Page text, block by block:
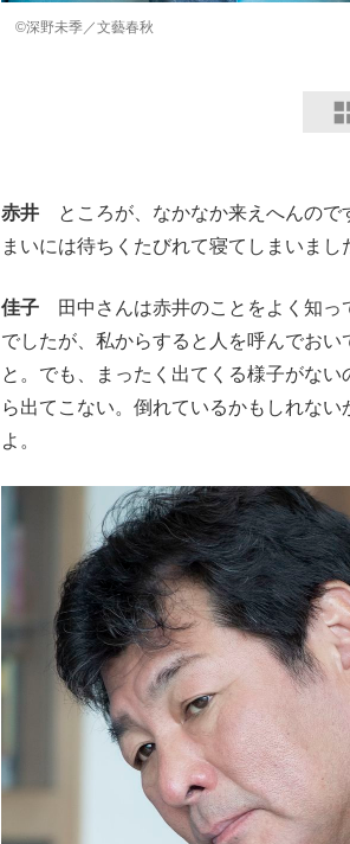
©深野未季／文藝春秋
赤井 ところが、なかなか来えへんので
まいには待ちくたびれて寝てしまいまし
佳子 田中さんは赤井のことをよく知っ
でしたが、私からすると人を呼んでおい
と。でも、まったく出てくる様子がな
ら出てこない。倒れているかもしれな
よ。